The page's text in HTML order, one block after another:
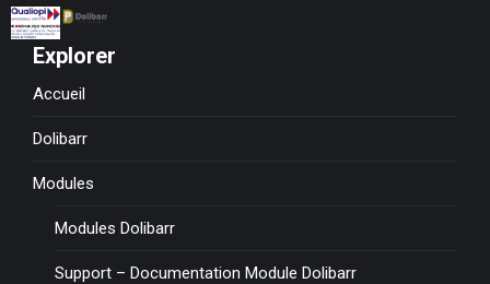
Explorer
Accueil
Dolibarr
Modules
Modules Dolibarr
Support – Documentation Module Dolibarr